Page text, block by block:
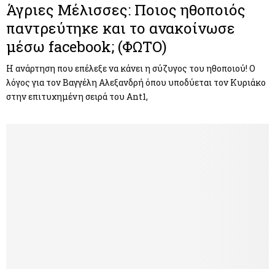
Άγριες Μέλισσες: Ποιος ηθοποιός
παντρεύτηκε και το ανακοίνωσε
μέσω facebook; (ΦΩΤΟ)
Η ανάρτηση που επέλεξε να κάνει η σύζυγος του ηθοποιού! Ο
λόγος για τον Βαγγέλη Αλεξανδρή όπου υποδύεται τον Κυριάκο
στην επιτυχημένη σειρά του Ant1,